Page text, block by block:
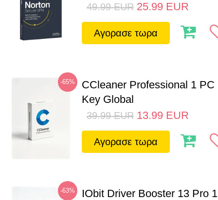
49.99 EUR 25.99 EUR
Αγορασε τωρα
-65%
CCleaner Professional 1 PC
Key Global
39.99 EUR 13.99 EUR
Αγορασε τωρα
-63%
IObit Driver Booster 13 Pro